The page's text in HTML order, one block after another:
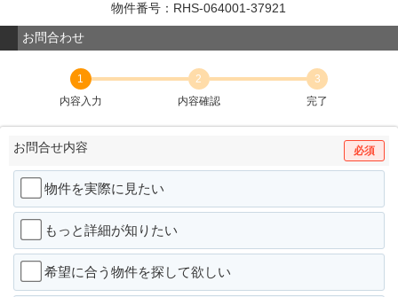
物件番号：RHS-064001-37921
お問合わせ
1
内容入力
2
内容確認
3
完了
お問合せ内容 必須
物件を実際に見たい
もっと詳細が知りたい
希望に合う物件を探して欲しい